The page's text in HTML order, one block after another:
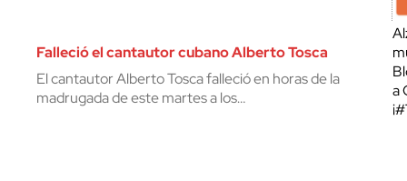
Falleció el cantautor cubano Alberto Tosca
El cantautor Alberto Tosca falleció en horas de la
madrugada de este martes a los…
a